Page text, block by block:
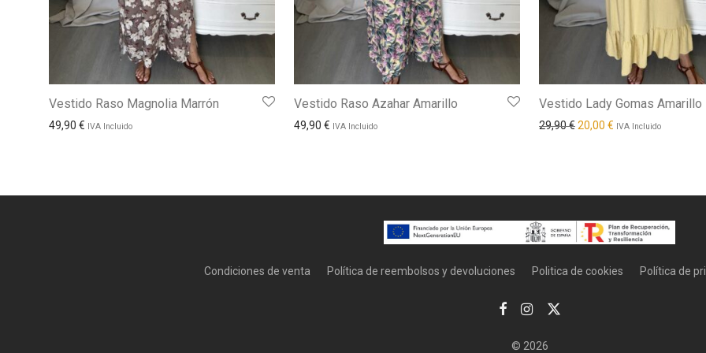
Vestido Raso Magnolia Marrón
49,90 € IVA Incluido
Vestido Raso Azahar Amarillo
49,90 € IVA Incluido
Vestido Lady Gomas Amarillo
29,90€El precio original era: 29,90
20,00 € El precio actual es:
IVA Incluido
Condiciones de venta Política de reembolsos y devoluciones Politica de cookies Política de
© 2026